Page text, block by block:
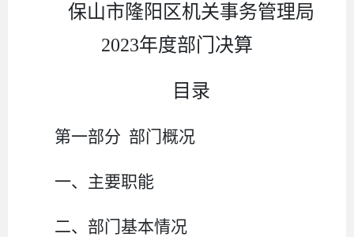
保山市隆阳区机关事务管理局
2023年度部门决算
目录
第一部分 部门概况
一、主要职能
二、部门基本情况